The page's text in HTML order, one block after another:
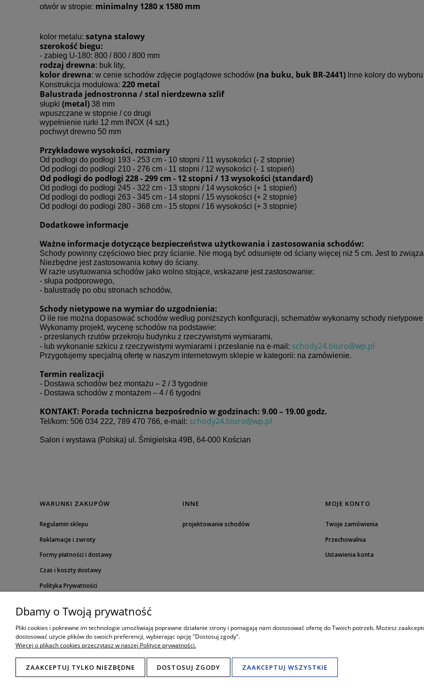
otwór w stropie: minimalny 1280 x 1580 mm
kolor metalu: satyna stalowy
szerokość biegu:
- zabieg U-180: 800 / 800 / 800 mm
rodzaj drewna: buk lity,
kolor drewna: w cenie schodów zdjęcie poglądowe schodów (na buku, buk BR-2441) Inne kolory do
Konstrukcja modułowa: 220 metal
Balustrada jednostronna / stal nierdzewna szlif
słupki (metal) 38 mm
wpuszczane w stopnie / co drugi
wypełnienie rurki 12 mm INOX (4 szt.)
pochwyt drewno 50 mm
Przykładowe wysokości, rozmiary
Od podłogi do podłogi 193 - 253 cm - 10 stopni / 11 wysokości (- 2 stopnie)
Od podłogi do podłogi 210 - 276 cm - 11 stopni / 12 wysokości (- 1 stopień)
Od podłogi do podłogi 228 - 299 cm - 12 stopni / 13 wysokości (standard)
Od podłogi do podłogi 245 - 322 cm - 13 stopni / 14 wysokości (+ 1 stopień)
Od podłogi do podłogi 263 - 345 cm - 14 stopni / 15 wysokości (+ 2 stopnie)
Od podłogi do podłogi 280 - 368 cm - 15 stopni / 16 wysokości (+ 3 stopnie)
Dodatkowe informacje
Ważne informacje dotyczące bezpieczeństwa użytkowania i zastosowania schodów:
Schody powinny częściowo biec przy ścianie. Nie mogą być odsunięte od ściany więcej niż 5 cm. Jest to
Niezbędne jest zastosowania kotwy do ściany.
W razie usytuowania schodów jako wolno stojące, wskazane jest zastosowanie:
- słupa podporowego,
- balustradę po obu stronach schodów,
Schody nietypowe na wymiar do uzgodnienia:
O ile nie można dopasować schodów według poniższych konfiguracji, schematów wykonamy schody
Wykonamy projekt, wycenę schodów na podstawie:
- przesłanych rzutów przekroju budynku z rzeczywistymi wymiarami,
- lub wykonanie szkicu z rzeczywistymi wymiarami i przesłanie na e-mail: schody24.biuro@wp.pl
Przygotujemy specjalną ofertę w naszym internetowym sklepie w kategorii: na zamówienie.
Termin realizacji
- Dostawa schodów bez montażu – 2 / 3 tygodnie
- Dostawa schodów z montażem – 4 / 6 tygodni
KONTAKT: Porada techniczna bezpośrednio w godzinach: 9.00 – 19.00 godz.
Tel/kom: 506 034 222, 789 470 766, e-mail: schody24.biuro@wp.pl
Salon i wystawa (Polska) ul. Śmigielska 49B, 64-000 Kościan
WARUNKI ZAKUPÓW
Regulamin sklepu
Reklamacje i zwroty
Formy płatności i dostawy
Czas i koszty dostawy
Polityka Prywatności
INNE
projektowanie schodów
MOJE KONTO
Twoje zamówienia
Przechowalnia
Ustawienia konta
Tel. mobil: 506 034 222
Tel. Fax: (+48) 65 517 82 29
e-mail:schody24.biuro@wp.pl
Dbamy o Twoją prywatność
Pliki cookies i pokrewne im technologie umożliwiają poprawne działanie strony i pomagają nam dostosować ofertę do Twoich potrzeb. Możesz
dostosować użycie plików do swoich preferencji, wybierając opcję "Dostosuj zgody".
Więcej o plikach cookies przeczytasz w naszej Polityce prywatności.
ZAAKCEPTUJ TYLKO NIEZBĘDNE DOSTOSUJ ZGODY ZAAKCEPTUJ WSZYSTKIE